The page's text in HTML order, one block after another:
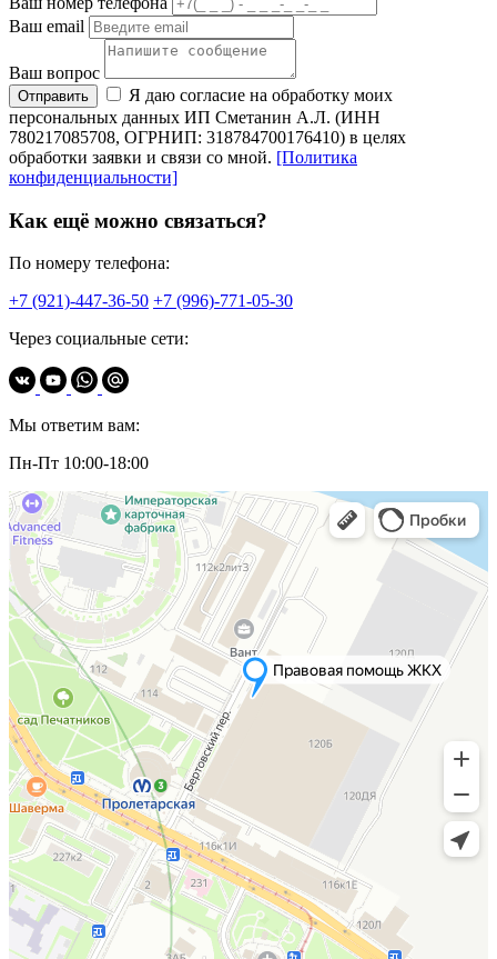
Ваш email
Ваш вопрос
Отправить
Я даю согласие на обработку моих
персональных данных ИП Сметанин А.Л. (ИНН
780217085708, ОГРНИП: 318784700176410) в целях
обработки заявки и связи со мной. [Политика
конфиденциальности]
Как ещё можно связаться?
По номеру телефона:
+7 (921)-447-36-50 +7 (996)-771-05-30
Через социальные сети:
Мы ответим вам:
Пн-Пт 10:00-18:00